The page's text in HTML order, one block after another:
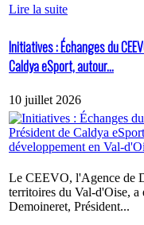
Lire la suite
Initiatives : Échanges du
Caldya eSport, autour...
10 juillet 2026
Le CEEVO, l'Agence de
territoires du Val-d'Oise,
Demoineret, Président...